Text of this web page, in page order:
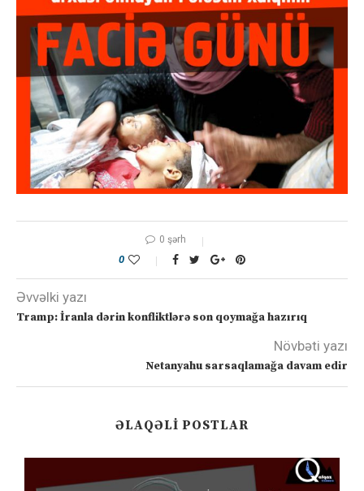
0 şərh
0
Əvvəlki yazı
Tramp: İranla dərin konfliktlərə son qoymağa hazırıq
Növbəti yazı
Netanyahu sarsaqlamağa davam edir
ƏLAQƏLI POSTLAR